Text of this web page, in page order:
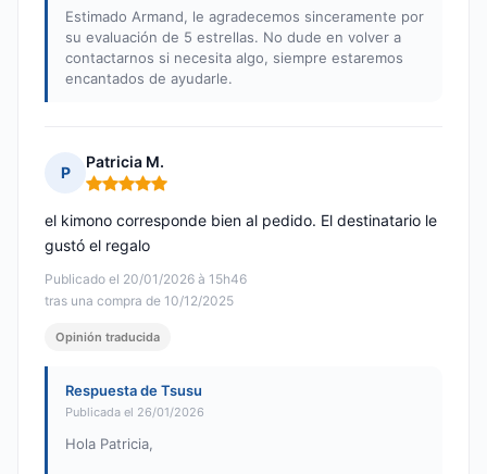
Estimado Armand, le agradecemos sinceramente por
su evaluación de 5 estrellas. No dude en volver a
contactarnos si necesita algo, siempre estaremos
encantados de ayudarle.
P
Patricia M.
Nota: 5 de 5
Publicado el 20/01/2026 à 15h46
tras una compra de 10/12/2025
el kimono corresponde bien al pedido. El destinatario le
gustó el regalo
Opinión traducida
Respuesta de Tsusu
Publicada el 26/01/2026
Hola Patricia,